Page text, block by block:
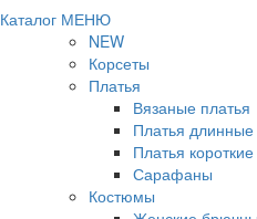
Каталог МЕНЮ
NEW
Корсеты
Платья
Вязаные платья
Платья длинные
Платья короткие
Сарафаны
Костюмы